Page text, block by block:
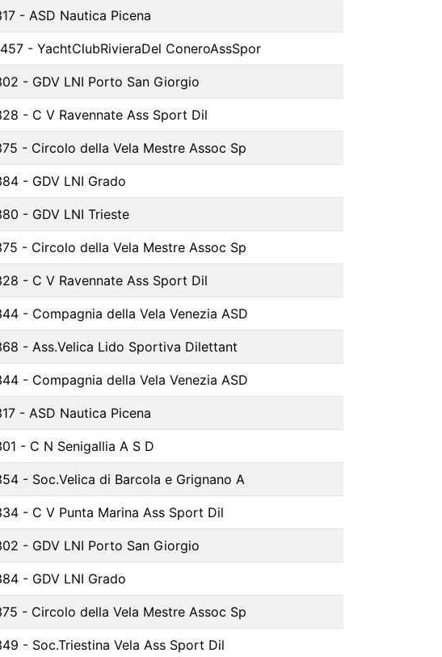
- ASD Nautica Picena
- YachtClubRivieraDel ConeroAssSpor
- GDV LNI Porto San Giorgio
- C V Ravennate Ass Sport Dil
- Circolo della Vela Mestre Assoc Sp
- GDV LNI Grado
- GDV LNI Trieste
- Circolo della Vela Mestre Assoc Sp
- C V Ravennate Ass Sport Dil
- Compagnia della Vela Venezia ASD
- Ass.Velica Lido Sportiva Dilettant
- Compagnia della Vela Venezia ASD
- ASD Nautica Picena
- C N Senigallia A S D
- Soc.Velica di Barcola e Grignano A
- C V Punta Marina Ass Sport Dil
- GDV LNI Porto San Giorgio
- GDV LNI Grado
- Circolo della Vela Mestre Assoc Sp
- Soc.Triestina Vela Ass Sport Dil